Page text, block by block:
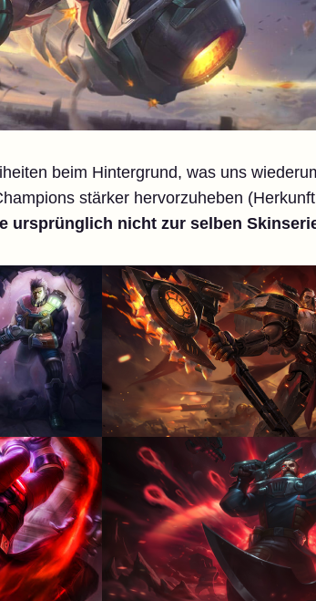
beim Hintergrund, was uns
stärker hervorzuheben
ursprünglich nicht zur selben